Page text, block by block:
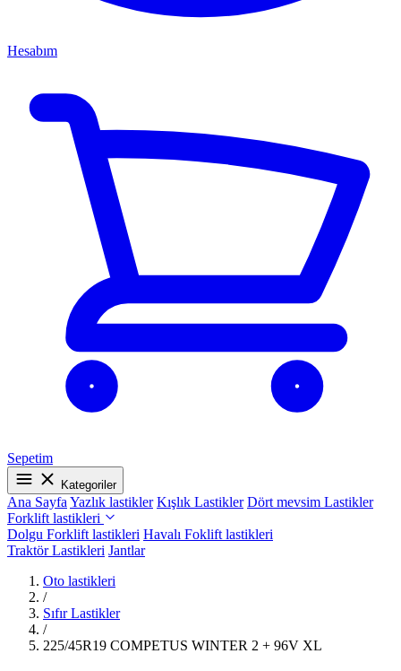
Hesabım
Sepetim
Kategoriler
Ana Sayfa Yazlık lastikler Kışlık Lastikler Dört mevsim Lastikler
Forklift lastikleri
Dolgu Forklift lastikleri Havalı Foklift lastikleri
Traktör Lastikleri Jantlar
Oto lastikleri
/
Sıfır Lastikler
/
225/45R19 COMPETUS WINTER 2 + 96V XL